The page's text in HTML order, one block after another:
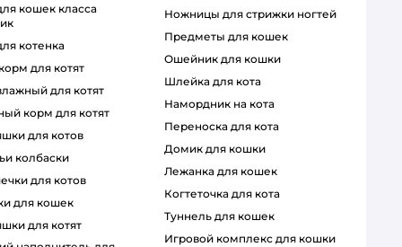
котенка
корм для котят
для котят
корм для котят
для котов
колбаски
для котов
для кошек
для котят
ножницы для стрижки ногтей
предметы для кошек
ошейник для кошки
шлейка для кота
намордник на кота
переноска для кота
домик для кошки
лежанка для кошек
когтеточка для кота
туннель для кошек
игровой комплекс для кошки